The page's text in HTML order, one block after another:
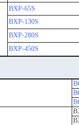
BXP-65S
BXP-130S
BXP-280S
BXP-450S